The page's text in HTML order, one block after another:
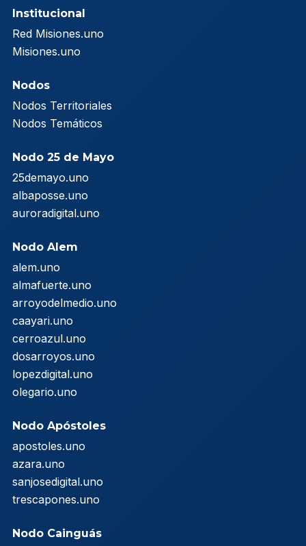
Institucional
Red Misiones.uno
Misiones.uno
Nodos
Nodos Territoriales
Nodos Temáticos
Nodo 25 de Mayo
25demayo.uno
albaposse.uno
auroradigital.uno
Nodo Alem
alem.uno
almafuerte.uno
arroyodelmedio.uno
caayari.uno
cerroazul.uno
dosarroyos.uno
lopezdigital.uno
olegario.uno
Nodo Apóstoles
apostoles.uno
azara.uno
sanjosedigital.uno
trescapones.uno
Nodo Cainguás